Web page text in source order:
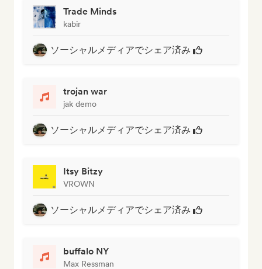
Trade Minds
kabir
ソーシャルメディアでシェア済み
trojan war
jak demo
ソーシャルメディアでシェア済み
Itsy Bitzy
VROWN
ソーシャルメディアでシェア済み
buffalo NY
Max Ressman